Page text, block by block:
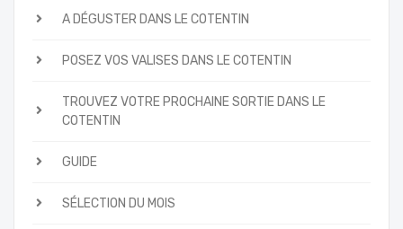
A DÉGUSTER DANS LE COTENTIN
POSEZ VOS VALISES DANS LE COTENTIN
TROUVEZ VOTRE PROCHAINE SORTIE DANS LE
COTENTIN
GUIDE
SÉLECTION DU MOIS